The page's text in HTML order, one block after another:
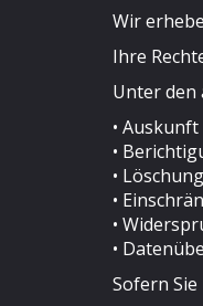
Wir
Ihre
Unter den
•
•
•
•
•
•
Sofern